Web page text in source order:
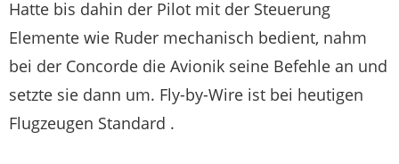
Hatte bis dahin der Pilot mit der Steuerung
Elemente wie Ruder mechanisch bedient, nahm
bei der Concorde die Avionik seine Befehle an und
setzte sie dann um. Fly-by-Wire ist bei heutigen
Flugzeugen Standard .